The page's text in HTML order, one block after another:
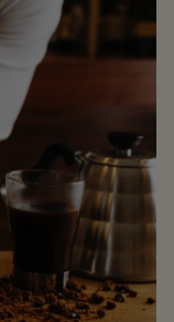
av de
som:
og hvor